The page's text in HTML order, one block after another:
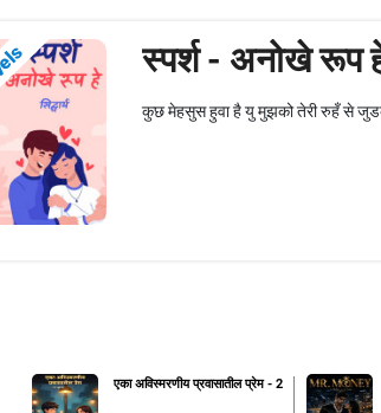
स्पर्श - अनोखे रूप
कुछ मेहसुस हुवा है यु मुझको तेरी रुहँ से
एका अविस्मरणीय प्रवासातील प्रेम - 2